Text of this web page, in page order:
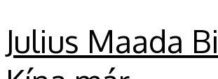
Julius Maada